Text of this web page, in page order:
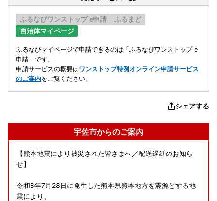
ふるなびワンストップ e申請
ふるまど
自治体マイページ
ふるなびマイページで申請できるのは「ふるなびワンストップ e
申請」です。
申請サービスの概要はワンストップ特例オンライン申請サービス
のご案内をご覧ください。
シェアする
宇佐市からのご案内
【熊本地震により被災された皆さまへ／配送遅延のお知ら
せ】
令和8年7月28日に発生した熊本県熊本地方を震源とする地
震により、